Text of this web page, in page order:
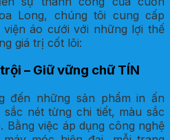
Long, chúng tôi cung cấp
áo cưới với những lợi thế
giá trị cốt lõi:
– Giữ vững chữ TÍN
đến những sản phẩm in ấn
nét từng chi tiết, màu sắc
việc áp dụng công nghệ